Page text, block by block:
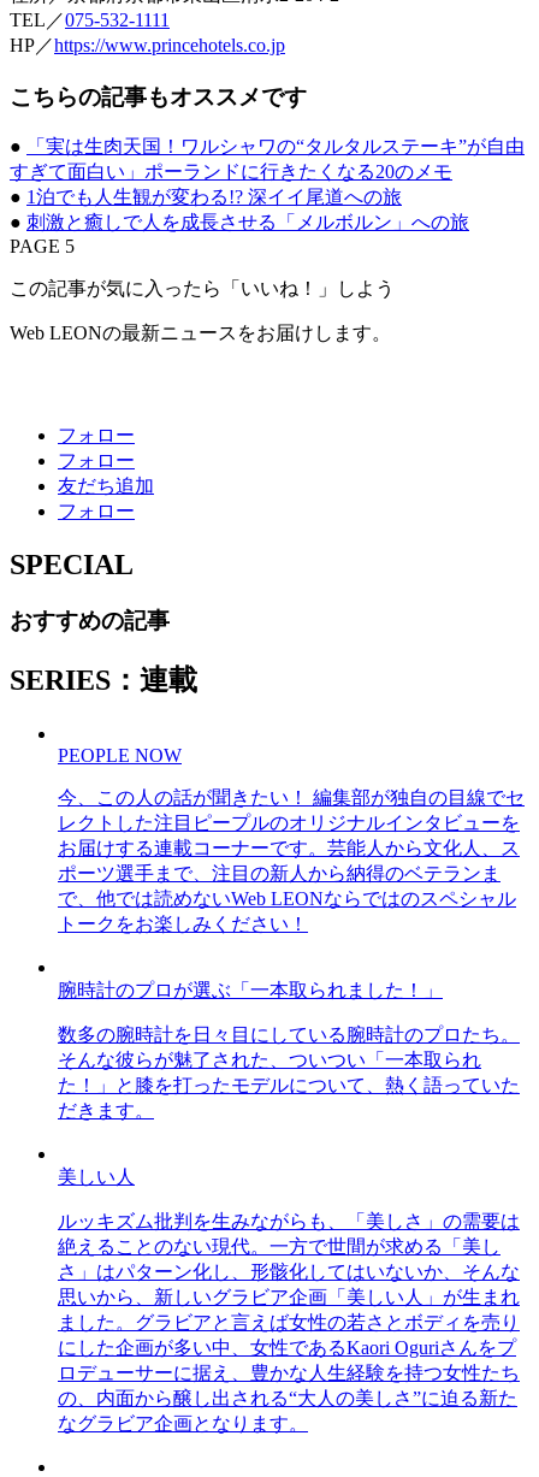
TEL／075-532-1111
HP／https://www.princehotels.co.jp
こちらの記事もオススメです
●
「実は生肉天国！ワルシャワの“タルタルステーキ”が自由
すぎて面白い」ポーランドに行きたくなる20のメモ
● 1泊でも人生観が変わる!? 深イイ尾道への旅
● 刺激と癒しで人を成長させる「メルボルン」への旅
PAGE 5
この記事が気に入ったら「いいね！」しよう
Web LEONの最新ニュースをお届けします。
フォロー
フォロー
友だち追加
フォロー
SPECIAL
おすすめの記事
SERIES：連載
PEOPLE NOW
今、この人の話が聞きたい！ 編集部が独自の目線でセ
レクトした注目ピープルのオリジナルインタビューを
お届けする連載コーナーです。芸能人から文化人、ス
ポーツ選手まで、注目の新人から納得のベテランま
で、他では読めないWeb LEONならではのスペシャル
トークをお楽しみください！
腕時計のプロが選ぶ「一本取られました！」
数多の腕時計を日々目にしている腕時計のプロたち。
そんな彼らが魅了された、ついつい「一本取られ
た！」と膝を打ったモデルについて、熱く語っていた
だきます。
美しい人
ルッキズム批判を生みながらも、「美しさ」の需要は
絶えることのない現代。一方で世間が求める「美し
さ」はパターン化し、形骸化してはいないか、そんな
思いから、新しいグラビア企画「美しい人」が生まれ
ました。グラビアと言えば女性の若さとボディを売り
にした企画が多い中、女性であるKaori Oguriさんをプ
ロデューサーに据え、豊かな人生経験を持つ女性たち
の、内面から醸し出される“大人の美しさ”に迫る新た
なグラビア企画となります。